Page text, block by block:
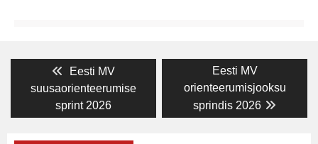
Navigeerimine
Previous
post:
Eesti MV
suusaorienteerumise
sprint 2026
Next
post:
Eesti MV
orienteerumisjooksu
sprindis 2026